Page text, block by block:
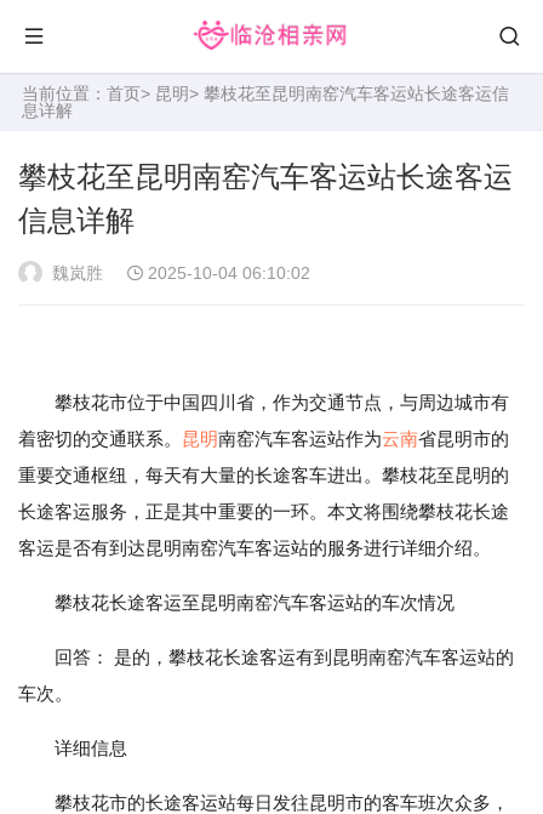
当前位置： 首页> 昆明> 攀枝花至昆明南窑汽车客运站长途客运信
息详解
攀枝花至昆明南窑汽车客运站长途客运
信息详解
魏岚胜 2025-10-04 06:10:02
攀枝花市位于中国四川省，作为交通节点，与周边城市有
着密切的交通联系。 昆明南窑汽车客运站作为云南省昆明市的
重要交通枢纽，每天有大量的长途客车进出。攀枝花至昆明的
长途客运服务，正是其中重要的一环。本文将围绕攀枝花长途
客运是否有到达昆明南窑汽车客运站的服务进行详细介绍。
攀枝花长途客运至昆明南窑汽车客运站的车次情况
回答： 是的，攀枝花长途客运有到昆明南窑汽车客运站的
车次。
详细信息
攀枝花市的长途客运站每日发往昆明市的客车班次众多，